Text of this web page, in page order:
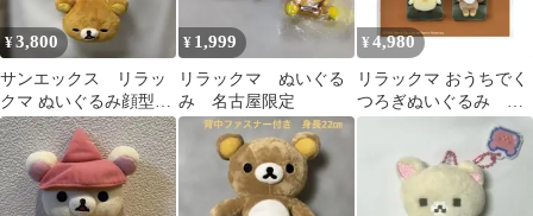
¥3,800
サンエックス リラッ
クマ ぬいぐるみ顔型ポ
シェットポーチ 2005
年製
¥ 1,999
リラックマ ぬいぐる
み 名古屋限定
¥ 4,980
リラックマ おうちでく
つろぎぬいぐるみ 全4
種類セット プライズ